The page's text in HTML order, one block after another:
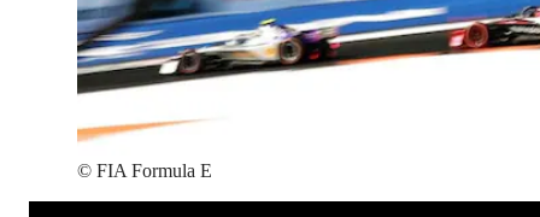
© FIA Formula E